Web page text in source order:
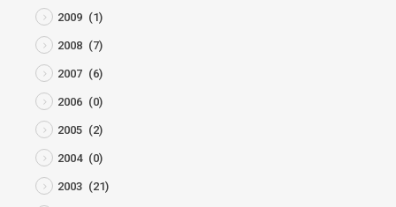
2009 (1)
2008 (7)
2007 (6)
2006 (0)
2005 (2)
2004 (0)
2003 (21)